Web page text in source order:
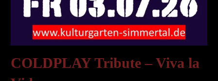
COLDPLAY Tribute – Viva la